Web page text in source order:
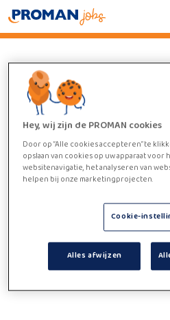
An error occurred
We're having trouble loading
refresh the page or try again
Hey, wij zijn de PROMAN cookies
Door op “Alle cookies accepteren” te
opslaan van cookies op uw apparaat
websitenavigatie, het analyseren van
helpen bij onze marketingprojecten.
Cookie-
Alles afwijzen